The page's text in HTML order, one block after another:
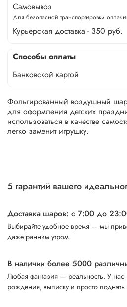
Самовывоз
Для безопасной транспортировки
Курьерская доставка - 350 руб.
Способы оплаты
Банковской картой
Фольгированный воздушный
для оформления детских
использоваться в качестве
легко заменит игрушку.
5 гарантий вашего
Доставка шаров: с 7:00 до
Выбирайте удобное время — мы
даже ранним утром.
В наличии более 5000
Любая фантазия — реальность. У нас
рождения, выписку и просто поднять